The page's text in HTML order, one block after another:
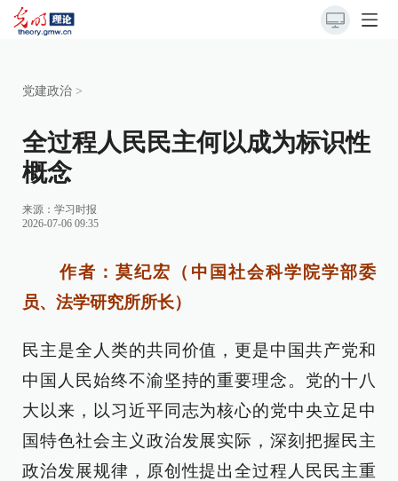
党建政治 >
全过程人民民主何以成为标识性
概念
来源： 学习时报
2026-07-06 09:35
作者：莫纪宏（中国社会科学院学部委
员、法学研究所所长）
民主是全人类的共同价值，更是中国共产党和
中国人民始终不渝坚持的重要理念。党的十八
大以来，以习近平同志为核心的党中央立足中
国特色社会主义政治发展实际，深刻把握民主
政治发展规律，原创性提出全过程人民民主重